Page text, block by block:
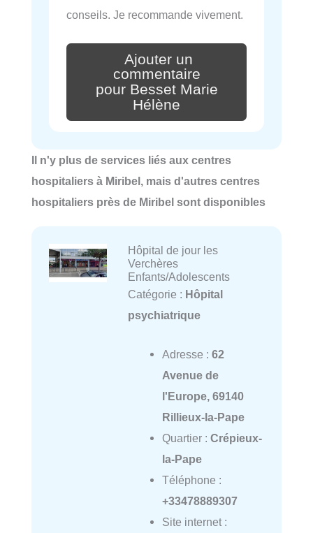
conseils. Je recommande vivement.
Ajouter un
commentaire
pour Besset Marie
Hélène
Il n'y plus de services liés aux centres
hospitaliers à Miribel, mais d'autres centres
hospitaliers près de Miribel sont disponibles
Hôpital de jour les
Verchères
Enfants/Adolescents
Catégorie : Hôpital
psychiatrique
Adresse : 62
Avenue de
l'Europe, 69140
Rillieux-la-Pape
Quartier : Crépieux-
la-Pape
Téléphone :
+33478889307
Site internet :